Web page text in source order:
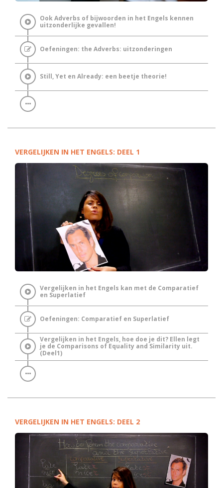
Ook Adverbs of bijwoorden in het Engels kennen
uitzonderlijke gevallen!
Oefeningen: the Adverbs: uitzonderingen
Still, Yet en Already: een beetje theorie!
VERGELIJKEN IN HET ENGELS: DEEL 1
Vergelijken in het Engels kan met de Comparatief
en Superlatief
Oefeningen: Comparatief en Superlatief
Vergelijken in het Engels, hoe doe je dit? Ellen legt
je de Comparisons of Equality and Similarity uit.
(Deel1)
VERGELIJKEN IN HET ENGELS: DEEL 2